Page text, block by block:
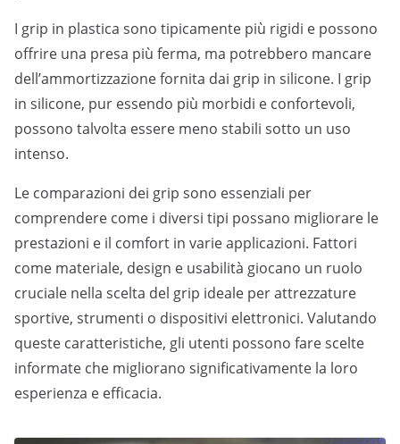
I grip in plastica sono tipicamente più rigidi e possono
offrire una presa più ferma, ma potrebbero mancare
dell’ammortizzazione fornita dai grip in silicone. I grip
in silicone, pur essendo più morbidi e confortevoli,
possono talvolta essere meno stabili sotto un uso
intenso.
Le comparazioni dei grip sono essenziali per
comprendere come i diversi tipi possano migliorare le
prestazioni e il comfort in varie applicazioni. Fattori
come materiale, design e usabilità giocano un ruolo
cruciale nella scelta del grip ideale per attrezzature
sportive, strumenti o dispositivi elettronici. Valutando
queste caratteristiche, gli utenti possono fare scelte
informate che migliorano significativamente la loro
esperienza e efficacia.